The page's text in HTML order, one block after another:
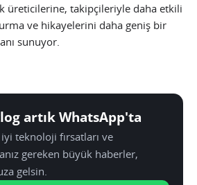
üreticilerine, takipçileriyle daha etkili
ve hikayelerini daha geniş bir
sunuyor.
artık WhatsApp'ta
teknoloji fırsatları ve
gereken büyük haberler,
gelsin.